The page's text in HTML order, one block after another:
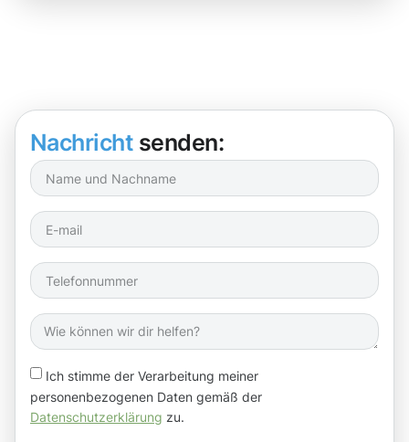
Nachricht senden:
Ich stimme der Verarbeitung meiner
personenbezogenen Daten gemäß der
Datenschutzerklärung zu.